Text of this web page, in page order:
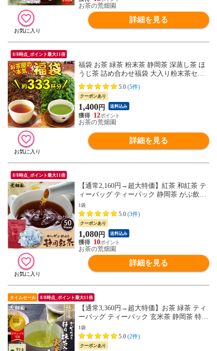
お茶の荒畑園
詳細を見る
8/8時点_ポイント最大11倍
福袋 お茶 緑茶 粉末茶 静岡茶 深蒸し茶 ほ
うじ茶 詰め合わせ福袋 大入り粉末茶セッ
ト
5.0 (5件)
クーポンあり
1,400円 送料込み
12
お茶の荒畑園
詳細を見る
8/8時点_ポイント最大11倍
【通常2,160円→超大特価】紅茶 和紅茶 テ
ィーバッグ ティーパック 静岡茶 がぶ飲み
静岡紅茶 2g×50包
1袋
5.0 (3件)
クーポンあり
1,080円 送料込み
10
お茶の荒畑園
詳細を見る
タイムセール 8/8時点_ポイント最大11倍
【通常3,360円→超大特価】お茶 緑茶 ティ
ーバッグ ティーパック 玄米茶 静岡茶 特選
がぶ飲み抹茶入玄米茶ティーパック70個入
1袋
5.0 (2件)
クーポンあり